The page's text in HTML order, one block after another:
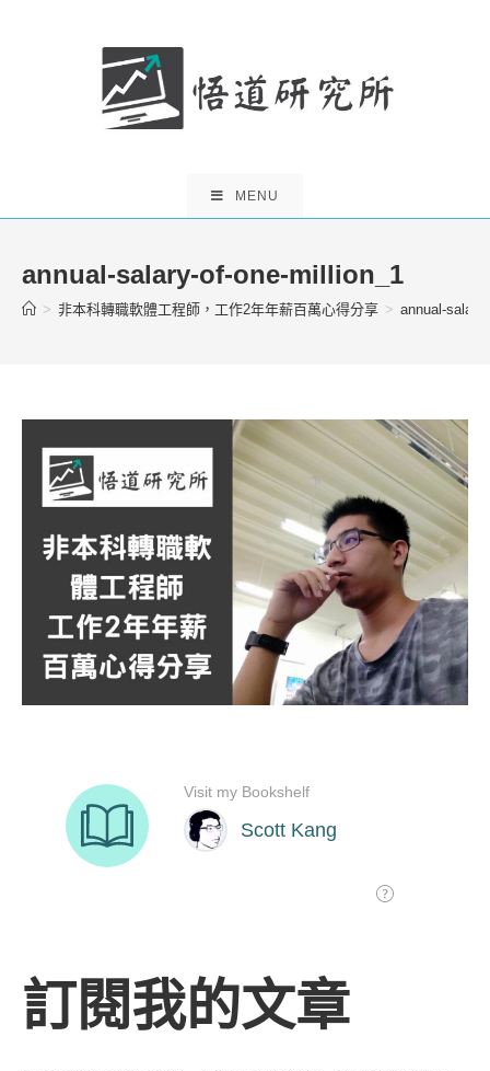
MENU
annual-salary-of-one-million_1
> 非本科轉職軟體工程師，工作2年年薪百萬心得分享 > annual-
訂閱我的文章